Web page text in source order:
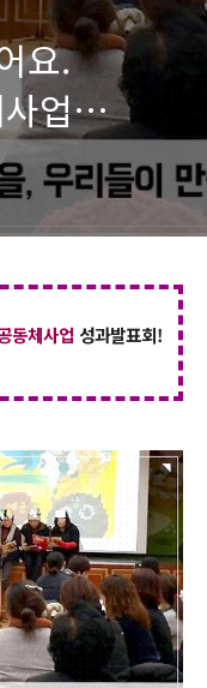
요.
업
동체사업성과발표회!